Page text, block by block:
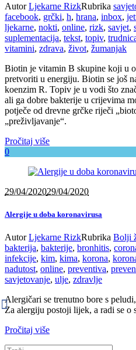
AutorLjekarne RizkRubrika
facebook, grčki, h, hrana, inbox,
ljekarne, nokti, online, rizk, savjet,
suplementacija, tekst, topiv,
vitamini, zdrava, život, žumanjak
Biotin je vitamin B skupine koji u
pretvoriti u energiju. Biotin se još
koenzim R. Topiv je u vodi što
ali ga dobre bakterije u crijevima
potječe od drevne grčke riječi
„preživljavanje“.
Pročitaj više
0
29/04/202029/04/2020
Alergije u doba koronavirusa
AutorLjekarne RizkRubrika Bolji
bakterija, bakterije, bronhitis,
infekcije, kim, kima, korona,
nadutost, online, preventiva,
savjetovanje, ulje, zdravlje
Alergičari se trenutno bore s
Za alergiju postoji lijek, a radi se o
Pročitaj više